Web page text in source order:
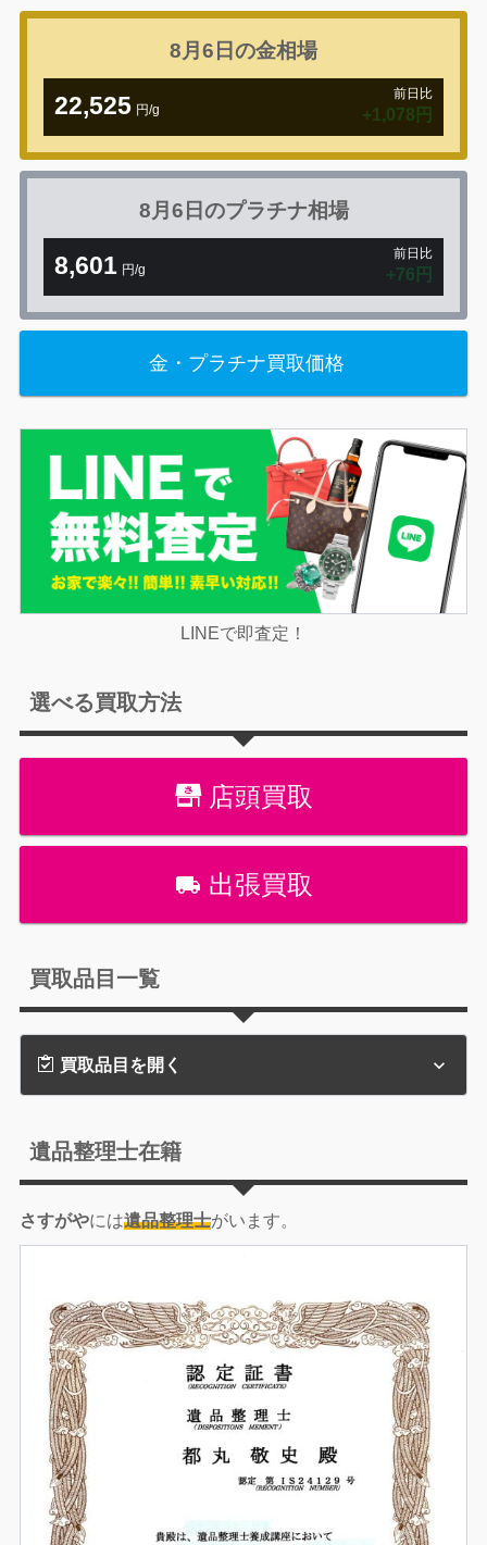
8月6日の金相場
22,525 円/g
前日比
+1,078円
8月6日のプラチナ相場
8,601 円/g
前日比
+76円
金・プラチナ買取価格
LINEで即査定！
選べる買取方法
店頭買取
出張買取
買取品目一覧
買取品目を開く
遺品整理士在籍
さすがやには遺品整理士がいます。